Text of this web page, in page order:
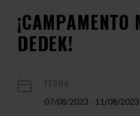
¡CAMPAMENTO
DEDEK!
07/08/2023 - 11/08/2023